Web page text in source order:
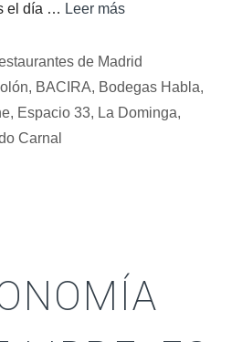
el día … Leer más
de Madrid
, BACIRA, Bodegas Habla,
, Espacio 33, La Dominga,
Carnal